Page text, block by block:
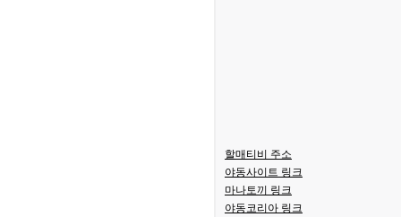
할매티비 주소
야동사이트 링크
마나토끼 링크
야동코리아 링크